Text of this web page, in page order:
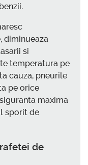
diminueaza
si
temperatura pe
cauza, pneurile
pe orice
maxima
sporit de
de